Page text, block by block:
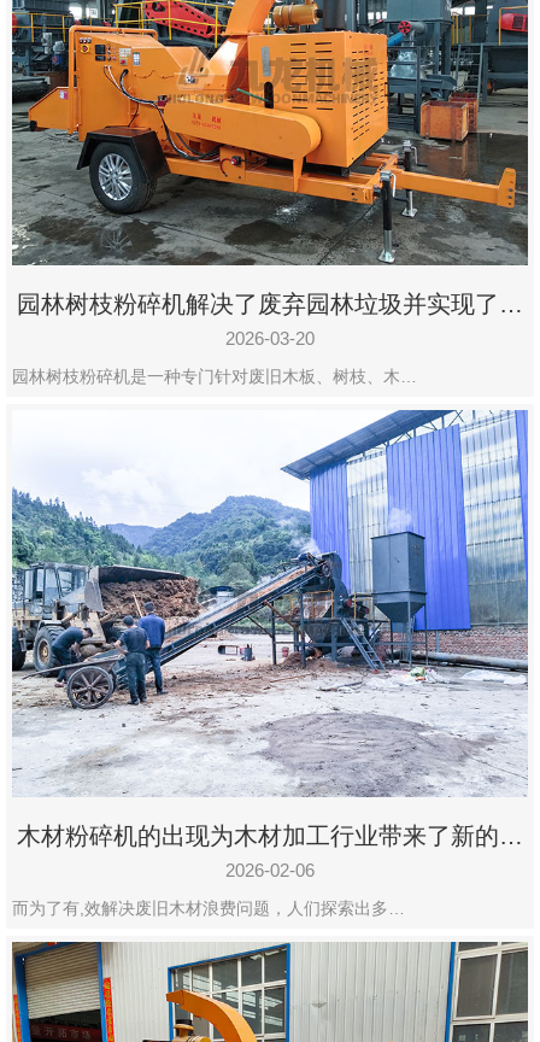
园林树枝粉碎机解决了废弃园林垃圾并实现了再
利用
2026-03-20
园林树枝粉碎机是一种专门针对废旧木板、树枝、木…
木材粉碎机的出现为木材加工行业带来了新的变
化
2026-02-06
而为了有,效解决废旧木材浪费问题，人们探索出多…